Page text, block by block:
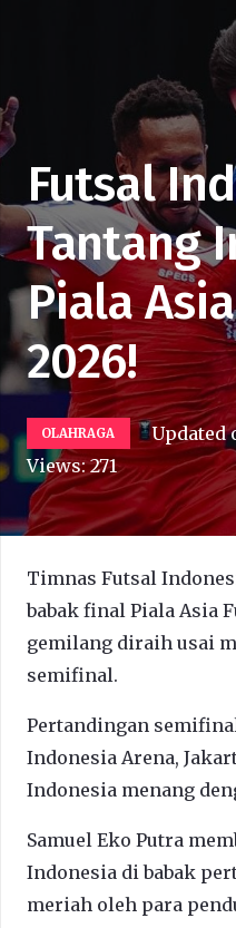
Futsal
Tantang
Piala
2026!
OLAHRAGA Updated
Views:271
Timnas Futsal
babak final Piala Asia
gemilang diraih usai
semifinal.
Pertandingan
Indonesia Arena,
Indonesia menang
Samuel Eko Putra
Indonesia di babak
meriah oleh para